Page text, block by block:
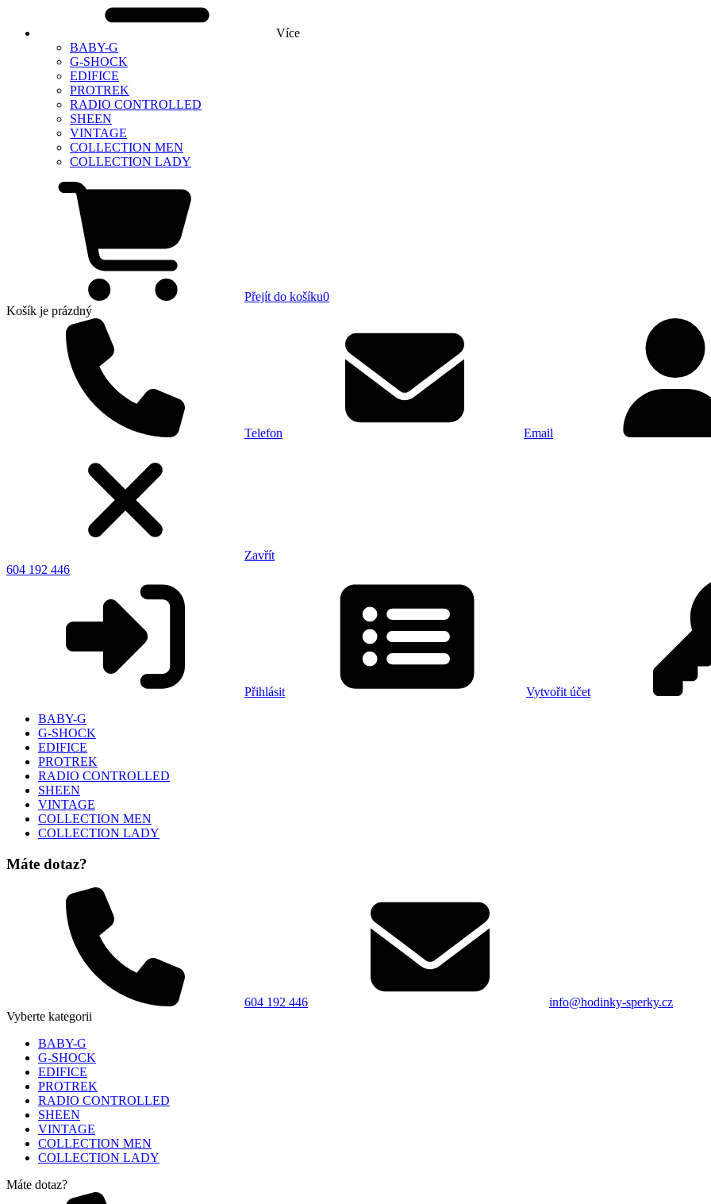
Více
BABY-G
G-SHOCK
EDIFICE
PROTREK
RADIO CONTROLLED
SHEEN
VINTAGE
COLLECTION MEN
COLLECTION LADY
Přejít do košíku0
Košík je prázdný
Telefon Email
Zavřít
604 192 446
Přihlásit
Vytvořit účet
BABY-G
G-SHOCK
EDIFICE
PROTREK
RADIO CONTROLLED
SHEEN
VINTAGE
COLLECTION MEN
COLLECTION LADY
Máte dotaz?
604 192 446
info@hodinky-sperky.cz
Vyberte kategorii
BABY-G
G-SHOCK
EDIFICE
PROTREK
RADIO CONTROLLED
SHEEN
VINTAGE
COLLECTION MEN
COLLECTION LADY
Máte dotaz?